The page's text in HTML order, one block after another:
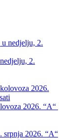
2.
2026. “A“